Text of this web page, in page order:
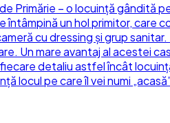
Primărie – o locuință gândită
un hol primitor, care
cu dressing și grup
Un mare avantaj al acestei
detaliu astfel încât
locul pe care îl vei numi